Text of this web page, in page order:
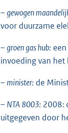
–gewogen
voor duurzame
–groen gas hub:
invoeding van het
– minister: de
– NTA 8003: 2008:
uitgegeven door